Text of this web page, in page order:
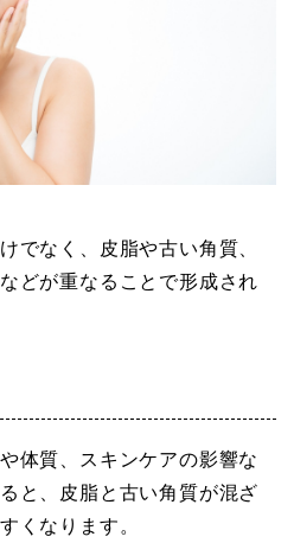
でなく、皮脂や古い角質、
どが重なることで形成され
体質、スキンケアの影響な
と、皮脂と古い角質が混ざ
くなります。